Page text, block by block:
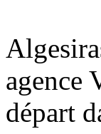
agence
départ